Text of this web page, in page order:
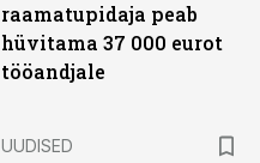
raamatupidaja peab
hüvitama 37 000 eurot
tööandjale
UUDISED